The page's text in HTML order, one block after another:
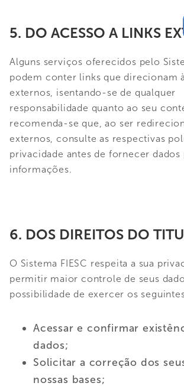
5. DO ACESSO A LINKS
Alguns serviços oferecidos pelo
podem conter links que direcionam
externos, isentando-se de qualquer
responsabilidade quanto ao seu
recomenda-se que, ao ser
externos, consulte as respectivas
privacidade antes de fornecer dados
informações.
6. DOS DIREITOS DO
O Sistema FIESC respeita a sua
permitir maior controle de seus
possibilidade de exercer os
Acessar e confirmar
dados;
Solicitar a correção dos
nossas bases;